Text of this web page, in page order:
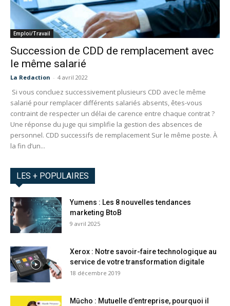
Emploi/Travail
Succession de CDD de remplacement avec
le même salarié
La Redaction - 4 avril 2022
Si vous concluez successivement plusieurs CDD avec le même
salarié pour remplacer différents salariés absents, êtes-vous
contraint de respecter un délai de carence entre chaque contrat ?
Une réponse du juge qui simplifie la gestion des absences de
personnel. CDD successifs de remplacement Sur le même poste. À
la fin d’un...
LES + POPULAIRES
Yumens : Les 8 nouvelles tendances
marketing BtoB
9 avril 2025
Xerox : Notre savoir-faire technologique au
service de votre transformation digitale
18 décembre 2019
Mūcho : Mutuelle d’entreprise, pourquoi il